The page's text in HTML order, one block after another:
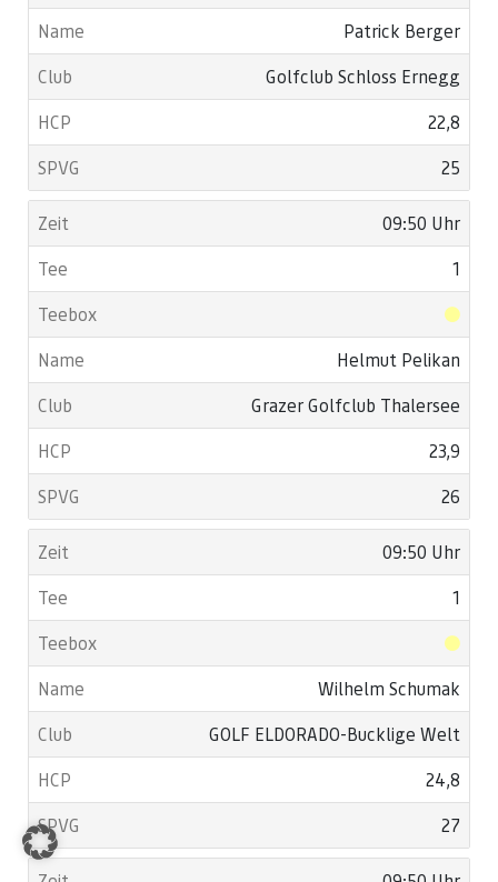
Patrick Berger
Golfclub Schloss Ernegg
22,8
25
09:50 Uhr
1
Helmut Pelikan
Grazer Golfclub Thalersee
23,9
26
09:50 Uhr
1
Wilhelm Schumak
GOLF ELDORADO-Bucklige Welt
24,8
27